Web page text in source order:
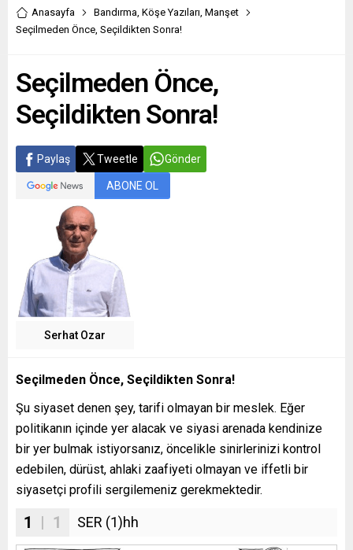
Anasayfa Bandırma Köşe Yazıları Manşet
Seçilmeden Önce, Seçildikten Sonra!
Seçilmeden Önce,
Seçildikten Sonra!
Paylaş Tweetle Gönder
ABONE OL
Serhat Ozar
Seçilmeden Önce, Seçildikten Sonra!
Şu siyaset denen şey, tarifi olmayan bir meslek. Eğer
politikanın içinde yer alacak ve siyasi arenada kendinize
bir yer bulmak istiyorsanız, öncelikle sinirlerinizi kontrol
edebilen, dürüst, ahlaki zaafiyeti olmayan ve iffetli bir
siyasetçi profili sergilemeniz gerekmektedir.
1 | 1 SER (1)hh